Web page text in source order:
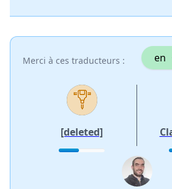
Merci à ces traducteurs : en
[deleted]